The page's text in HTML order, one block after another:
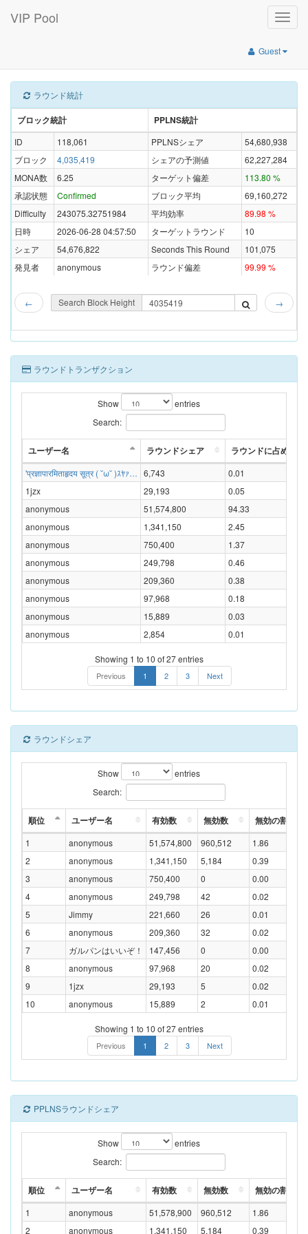
Toggle
VIP Pool
Guest
ラウンド統計
ブロック統計 PPLNS統計
ID 118,061 PPLNSシェア
54,680,938
ブロック
4,035,419 シェアの予測値
62,227,284
MONA数
6.25 ターゲット偏差
113.80 %
承認状態
Confirmed ブロック平均
69,160,272
Difficulty
243075.32751984 平均効率
89.98 %
日時
2026-06-28 04:57:50 ターゲットラウンド
10
シェア
54,676,822 Seconds This Round
101,075
発見者
anonymous ラウンド偏差 99.99 %
← Search Block Height →
ラウンドトランザクション
Show
entries
Search:
ユーザー名 ラウンドシェア ラウンドに占める割
'प्रज्ञापारमिताहृदय सूत्र ( ˘ω˘ )ｽﾔｧ… 6,743
0.01
1jzx
29,193
0.05
anonymous
51,574,800
94.33
anonymous
1,341,150
2.45
anonymous
750,400
1.37
anonymous
249,798
0.46
anonymous
209,360
0.38
anonymous
97,968
0.18
anonymous
15,889
0.03
anonymous
2,854 0.01
Showing 1 to 10 of 27 entries
Previous 1 2 3 Next
ラウンドシェア
Show
entries
Search:
順位 ユーザー名 有効数 無効数 無効の割合
1 anonymous 51,574,800 960,512
1.86
2
anonymous 1,341,150 5,184
0.39
3
anonymous 750,400 0
0.00
4
anonymous 249,798 42
0.02
5
Jimmy 221,660 26
0.01
6
anonymous 209,360 32
0.02
7
ガルパンはいいぞ！ 147,456 0
0.00
8
anonymous 97,968 20
0.02
9
1jzx 29,193 5
0.02
10
anonymous 15,889 2 0.01
Showing 1 to 10 of 27 entries
Previous 1 2 3 Next
PPLNSラウンドシェア
Show
entries
Search:
順位 ユーザー名 有効数 無効数 無効の割合
1 anonymous 51,578,900 960,512
1.86
2
anonymous 1,341,150 5,184 0.39